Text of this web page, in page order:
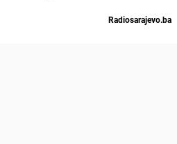
Radiosarajevo.ba